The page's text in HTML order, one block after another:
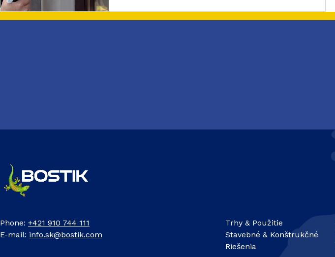
Phone: +421 910 744 111
E-mail: info.sk@bostik.com
Trhy & Použitie
Stavebné & Konštrukčné
Riešenia